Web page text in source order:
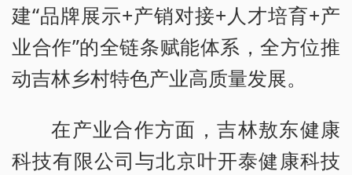
建“品牌展示+产销对接+人才培育+产
业合作”的全链条赋能体系，全方位推
动吉林乡村特色产业高质量发展。
在产业合作方面，吉林敖东健康
科技有限公司与北京叶开泰健康科技